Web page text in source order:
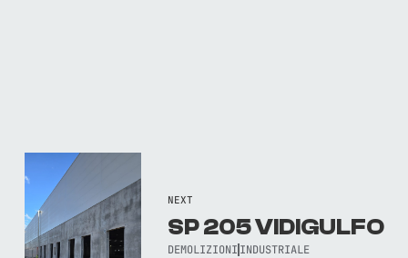
NEXT
SP 205 VIDIGULFO
DEMOLIZIONI INDUSTRIALE